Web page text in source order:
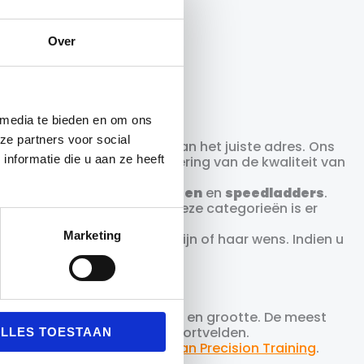
Over
te bieden en om ons
partners voor social
die u aan ze heeft
Marketing
TOESTAAN
Agility Set
is:
€169.99.
u bij Materiaalman.nl aan het juiste adres. Ons
naar een verbetering van de kwaliteit van
pionnen, hoekvlaggen enspeedladders.
de sportvelden. Binnen deze categorieën is er
materiaal te vinden naar zijn of haar wens. Indien u
dan kunt u altijd ruilen!
soorten, maten en grootte. De meest
te denken zijn op de sportvelden.
trainingshoedjes van Precision Training.